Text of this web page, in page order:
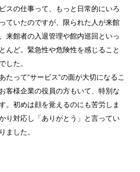
スの仕事って、もっと日常的にいろ
ていたのですが、限られた人が来館
来館者の入退管理や館内巡回といっ
んど。緊急性や危険性を感じること
した。
たって“サービス”の面が大切になるこ
客様企業の役員の方もいて、特別な
。初めは顔を覚えるのにも苦労しま
り対応し「ありがとう」と言ってい
ました。